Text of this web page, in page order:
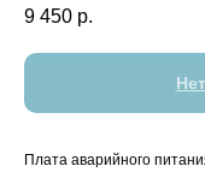
9 450 р.
Плата аварийного